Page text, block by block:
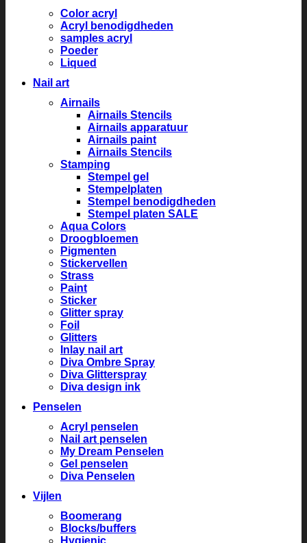
Color acryl
Acryl benodigdheden
samples acryl
Poeder
Liqued
Nail art
Airnails
Airnails Stencils
Airnails apparatuur
Airnails paint
Airnails Stencils
Stamping
Stempel gel
Stempelplaten
Stempel benodigdheden
Stempel platen SALE
Aqua Colors
Droogbloemen
Pigmenten
Stickervellen
Strass
Paint
Sticker
Glitter spray
Foil
Glitters
Inlay nail art
Diva Ombre Spray
Diva Glitterspray
Diva design ink
Penselen
Acryl penselen
Nail art penselen
My Dream Penselen
Gel penselen
Diva Penselen
Vijlen
Boomerang
Blocks/buffers
Hygienic